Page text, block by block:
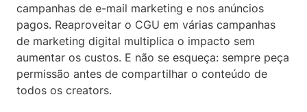
campanhas de e-mail marketing e nos anúncios
pagos. Reaproveitar o CGU em várias campanhas
de marketing digital multiplica o impacto sem
aumentar os custos. E não se esqueça: sempre peça
permissão antes de compartilhar o conteúdo de
todos os creators.